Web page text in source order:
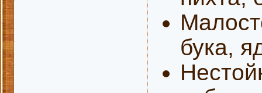
бука,